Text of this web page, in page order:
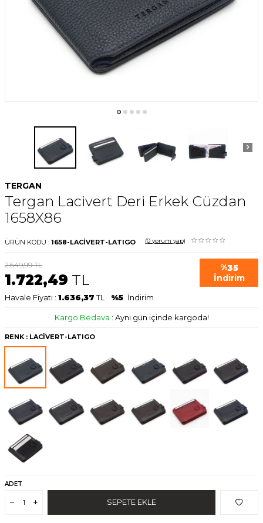
TERGAN
Tergan Lacivert Deri Erkek Cüzdan
1658X86
ÜRÜN KODU : 1658-LACİVERT-LATIGO (0 yorum yap)
2.649,99TL
1.722,49 TL
%35
İndirim
Havale Fiyatı : 1.636,37TL %5 İndirim
Kargo Bedava : Aynı gün içinde kargoda!
RENK : LACİVERT-LATIGO
ADET
SEPETE EKLE